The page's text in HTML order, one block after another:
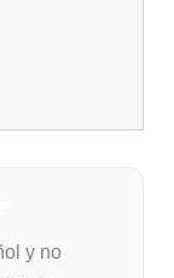
y no